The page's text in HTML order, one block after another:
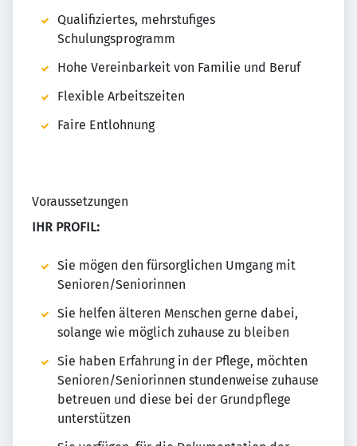
Qualifiziertes, mehrstufiges
Schulungsprogramm
Hohe Vereinbarkeit von Familie und Beruf
Flexible Arbeitszeiten
Faire Entlohnung
Voraussetzungen
IHR PROFIL:
Sie mögen den fürsorglichen Umgang mit
Senioren/Seniorinnen
Sie helfen älteren Menschen gerne dabei,
solange wie möglich zuhause zu bleiben
Sie haben Erfahrung in der Pflege, möchten
Senioren/Seniorinnen stundenweise zuhause
betreuen und diese bei der Grundpflege
unterstützen